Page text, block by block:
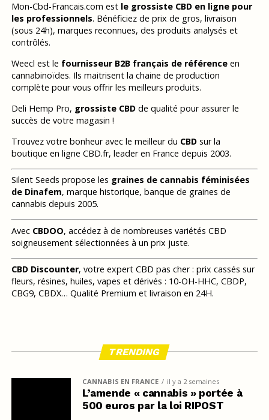
Mon-Cbd-Francais.com est le grossiste CBD en ligne pour
les professionnels. Bénéficiez de prix de gros, livraison
(sous 24h), marques reconnues, des produits analysés et
contrôlés.
Weecl est le fournisseur B2B français de référenceen
cannabinoïdes. Ils maitrisent la chaine de production
complète pour vous offrir les meilleurs produits.
Deli Hemp Pro, grossiste CBDde qualité pour assurer le
succès de votre magasin !
Trouvez votre bonheur avec le meilleur du CBDsur la
boutique en ligne CBD.fr, leader en France depuis 2003.
Silent Seeds propose les graines de cannabis féminisées
de Dinafem, marque historique, banque de graines de
cannabis depuis 2005.
Avec CBDOO, accédez à de nombreuses variétés CBD
soigneusement sélectionnées à un prix juste.
CBD Discounter, votre expert CBD pas cher : prix cassés sur
fleurs, résines, huiles, vapes et dérivés : 10-OH-HHC, CBDP,
CBG9, CBDX… Qualité Premium et livraison en 24H.
TRENDING
CANNABIS EN FRANCE il y a 2 semaines
L’amende « cannabis » portée à
500 euros par la loi RIPOST